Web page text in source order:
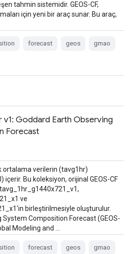
tahmin sistemidir. GEOS-CF,
için yeni bir araç sunar. Bu araç,
forecast geos gmao
v1: Goddard Earth Observing
Forecast
ortalama verilerin (tavg1hr)
içerir. Bu koleksiyon, orijinal GEOS-CF
ve
birleştirilmesiyle oluşturulur.
System Composition Forecast (GEOS-
Modeling and …
forecast geos gmao